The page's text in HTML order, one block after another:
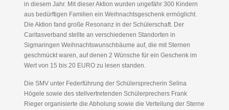
in diesem Jahr. Mit dieser Aktion wurden ungefähr 300 Kindern
aus bedürftigen Familien ein Weihnachtsgeschenk ermöglicht.
Die Aktion fand große Resonanz in der Schülerschaft. Der
Caritasverband stellte an verschiedenen Standorten in
Sigmaringen Weihnachtswunschbäume auf, die mit Sternen
geschmückt waren, auf denen 2 Wünsche für ein Geschenk im
Wert von 15 bis 20 EURO zu lesen standen.
Die SMV unter Federführung der Schülersprecherin Selina
Högele sowie des stellvertretenden Schülerprechers Frank
Rieger organisierte die Abholung sowie die Verteilung der Sterne